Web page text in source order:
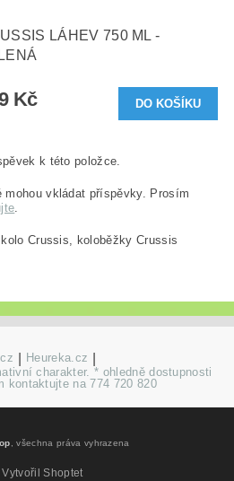
LÁHEV 750 ML -
Kč
k této položce.
mohou vkládat příspěvky. Prosím
.
Crussis, koloběžky Crussis
Heureka.cz
charakter. * ohledně dostupnosti
kontaktujte na 774 720 820
, všechna práva vyhrazena
Vytvořil Shoptet